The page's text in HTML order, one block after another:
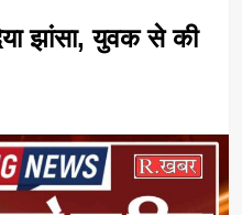
झांसा, युवक से की